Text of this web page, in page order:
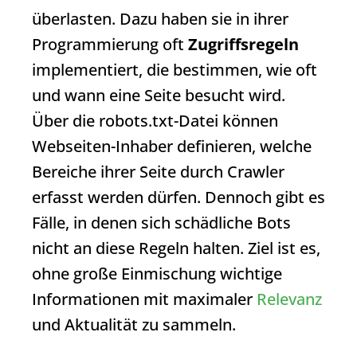
überlasten. Dazu haben sie in ihrer
Programmierung oft Zugriffsregeln
implementiert, die bestimmen, wie oft
und wann eine Seite besucht wird.
Über die robots.txt-Datei können
Webseiten-Inhaber definieren, welche
Bereiche ihrer Seite durch Crawler
erfasst werden dürfen. Dennoch gibt es
Fälle, in denen sich schädliche Bots
nicht an diese Regeln halten. Ziel ist es,
ohne große Einmischung wichtige
Informationen mit maximaler Relevanz
und Aktualität zu sammeln.